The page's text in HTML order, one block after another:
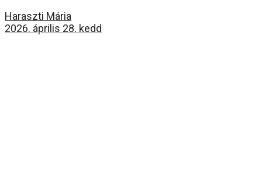
Haraszti Mária
2026. április 28. kedd